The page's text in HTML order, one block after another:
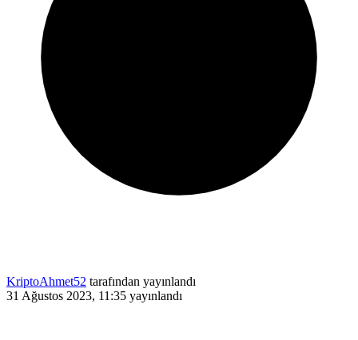
KriptoAhmet52 tarafından yayınlandı
31 Ağustos 2023, 11:35 yayınlandı